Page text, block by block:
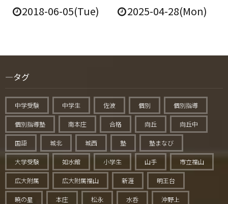
2018-06-05(Tue) 2025-04-28(Mon)
タグ
中学受験 中学生 佐波 個別 個別指導
個別指導塾 南本庄 合格 向丘 向丘中
国語 城北 城西 塾 塾まなび
大学受験 如水館 小学生 山手 市立福山
広大附属 広大附属福山 新涯 明王台
暁の星 本庄 松永 水呑 沖野上